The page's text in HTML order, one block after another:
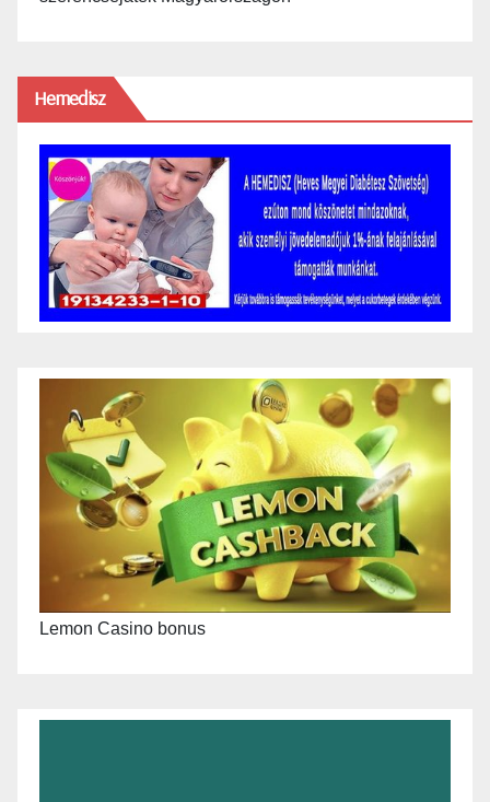
Hemedisz
Lemon Casino bonus